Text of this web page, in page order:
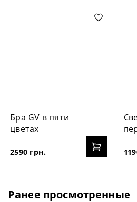
Бра GV в пяти
цветах
2590 грн.
Ранее просмотренные